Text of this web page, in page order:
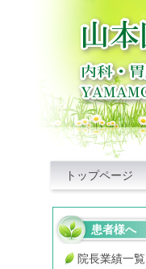
トップページ
患者様へ
院長業績一覧